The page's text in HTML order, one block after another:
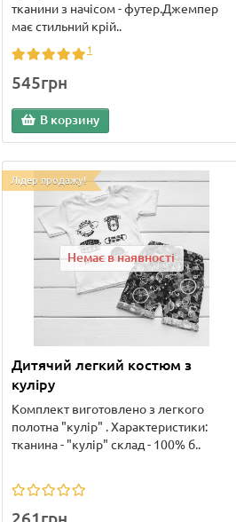
тканини з начісом - футер.Джемпер
має стильний крій..
1
545грн
В корзину
Лідер продажу!
Немає в наявності
Дитячий легкий костюм з
куліру
Комплект виготовлено з легкого
полотна "кулір" . Характеристики:
тканина - "кулір" склад - 100% б..